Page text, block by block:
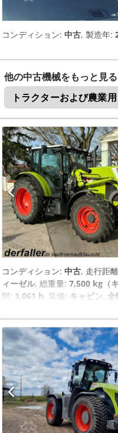
コンディション: 中古, 製造年:
他の中古機械をもっと見る
トラクターおよび農業
コンディション: 中古, 走行距
ィーゼル, 総重量: 7,500 kg（
間: 1,061 h, 装備: キャビン,